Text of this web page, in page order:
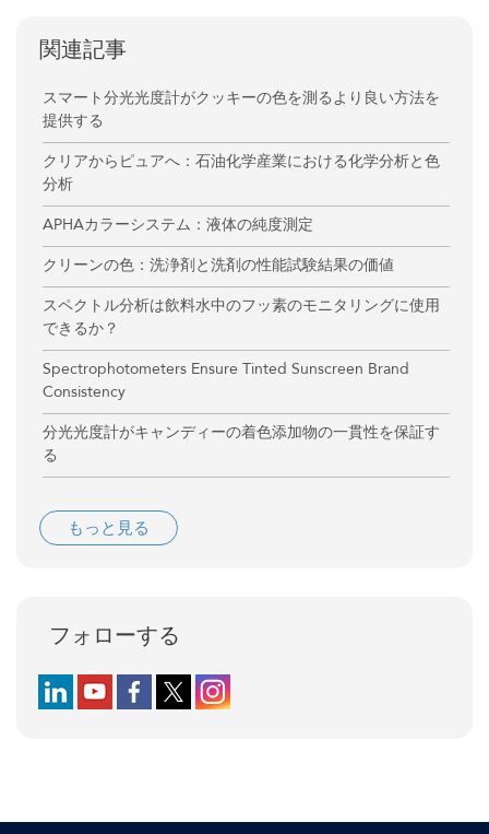
関連記事
スマート分光光度計がクッキーの色を測るより良い方法を
提供する
クリアからピュアへ：石油化学産業における化学分析と色
分析
APHAカラーシステム：液体の純度測定
クリーンの色：洗浄剤と洗剤の性能試験結果の価値
スペクトル分析は飲料水中のフッ素のモニタリングに使用
できるか？
Spectrophotometers Ensure Tinted Sunscreen Brand
Consistency
分光光度計がキャンディーの着色添加物の一貫性を保証す
る
もっと見る
フォローする
Follow us on LinkedIn
Follow us on YouTube
Follow us on Facebook
Follow us on X (formerly Twitter)
Follow us on Instagram